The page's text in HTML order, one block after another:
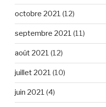
octobre 2021 (12)
septembre 2021 (11)
août 2021 (12)
juillet 2021 (10)
juin 2021 (4)